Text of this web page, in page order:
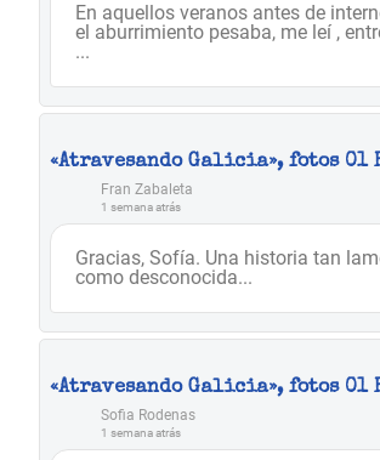
En aquellos veranos antes de
el aburrimiento pesaba, me leí ,
...
«Atravesando Galicia», fotos 01
Fran Zabaleta
1 semana atrás
Gracias, Sofía. Una historia tan
como desconocida...
«Atravesando Galicia», fotos 01
Sofia Rodenas
1 semana atrás